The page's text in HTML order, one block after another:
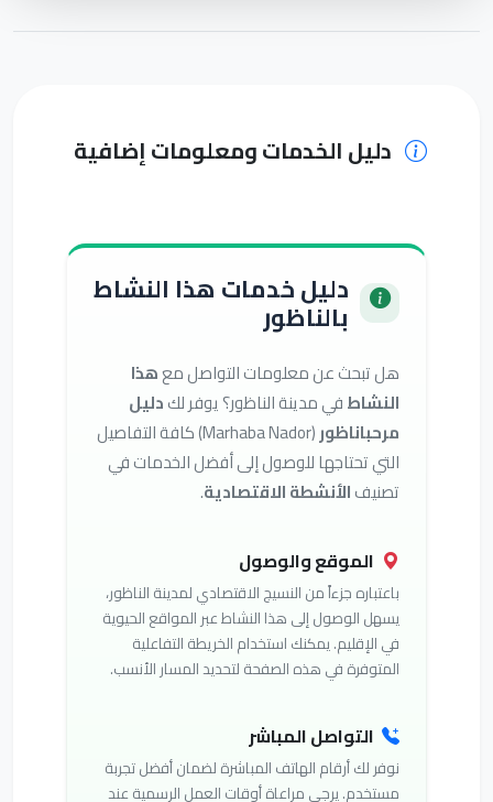
دليل الخدمات ومعلومات إضافية
دليل خدمات هذا النشاط
بالناظور
هل تبحث عن معلومات التواصل معهذا
النشاطفي مدينة الناظور؟ يوفر لكدليل
مرحباناظور
(Marhaba Nador) كافة التفاصيل
التي تحتاجها للوصول إلى أفضل الخدمات في
تصنيفالأنشطة الاقتصادية.
الموقع والوصول
باعتباره جزءاً من النسيج الاقتصادي لمدينة الناظور،
يسهل الوصول إلى هذا النشاط عبر المواقع الحيوية
في الإقليم. يمكنك استخدام الخريطة التفاعلية
المتوفرة في هذه الصفحة لتحديد المسار الأنسب.
التواصل المباشر
نوفر لك أرقام الهاتف المباشرة لضمان أفضل تجربة
مستخدم. يرجى مراعاة أوقات العمل الرسمية عند